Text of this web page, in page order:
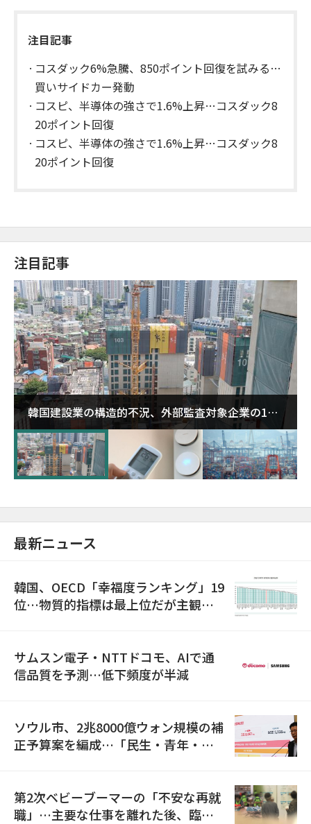
注目記事
コスダック6%急騰、850ポイント回復を試みる…
買いサイドカー発動
コスピ、半導体の強さで1.6%上昇…コスダック8
20ポイント回復
コスピ、半導体の強さで1.6%上昇…コスダック8
20ポイント回復
注目記事
韓国建設業の構造的不況、外部監査対象企業の1割
超が「ゾンビ企業」に…5年で2.8倍増
最新ニュース
韓国、OECD「幸福度ランキング」19
位…物質的指標は最上位だが主観的
サムスン電子・NTTドコモ、AIで通
信品質を予測…低下頻度が半減
ソウル市、2兆8000億ウォン規模の補
正予算案を編成…「民生・青年・安
第2次ベビーブーマーの「不安な再就
職」…主要な仕事を離れた後、臨時